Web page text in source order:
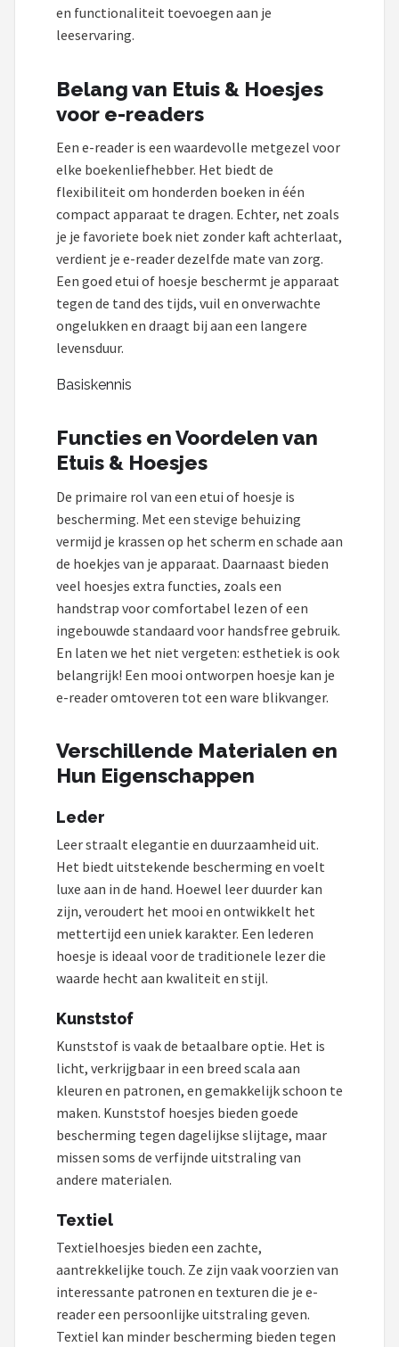
en functionaliteit toevoegen aan je
leeservaring.
Belang van Etuis & Hoesjes
voor e-readers
Een e-reader is een waardevolle metgezel voor
elke boekenliefhebber. Het biedt de
flexibiliteit om honderden boeken in één
compact apparaat te dragen. Echter, net zoals
je je favoriete boek niet zonder kaft achterlaat,
verdient je e-reader dezelfde mate van zorg.
Een goed etui of hoesje beschermt je apparaat
tegen de tand des tijds, vuil en onverwachte
ongelukken en draagt bij aan een langere
levensduur.
Basiskennis
Functies en Voordelen van
Etuis & Hoesjes
De primaire rol van een etui of hoesje is
bescherming. Met een stevige behuizing
vermijd je krassen op het scherm en schade aan
de hoekjes van je apparaat. Daarnaast bieden
veel hoesjes extra functies, zoals een
handstrap voor comfortabel lezen of een
ingebouwde standaard voor handsfree gebruik.
En laten we het niet vergeten: esthetiek is ook
belangrijk! Een mooi ontworpen hoesje kan je
e-reader omtoveren tot een ware blikvanger.
Verschillende Materialen en
Hun Eigenschappen
Leder
Leer straalt elegantie en duurzaamheid uit.
Het biedt uitstekende bescherming en voelt
luxe aan in de hand. Hoewel leer duurder kan
zijn, veroudert het mooi en ontwikkelt het
mettertijd een uniek karakter. Een lederen
hoesje is ideaal voor de traditionele lezer die
waarde hecht aan kwaliteit en stijl.
Kunststof
Kunststof is vaak de betaalbare optie. Het is
licht, verkrijgbaar in een breed scala aan
kleuren en patronen, en gemakkelijk schoon te
maken. Kunststof hoesjes bieden goede
bescherming tegen dagelijkse slijtage, maar
missen soms de verfijnde uitstraling van
andere materialen.
Textiel
Textielhoesjes bieden een zachte,
aantrekkelijke touch. Ze zijn vaak voorzien van
interessante patronen en texturen die je e-
reader een persoonlijke uitstraling geven.
Textiel kan minder bescherming bieden tegen